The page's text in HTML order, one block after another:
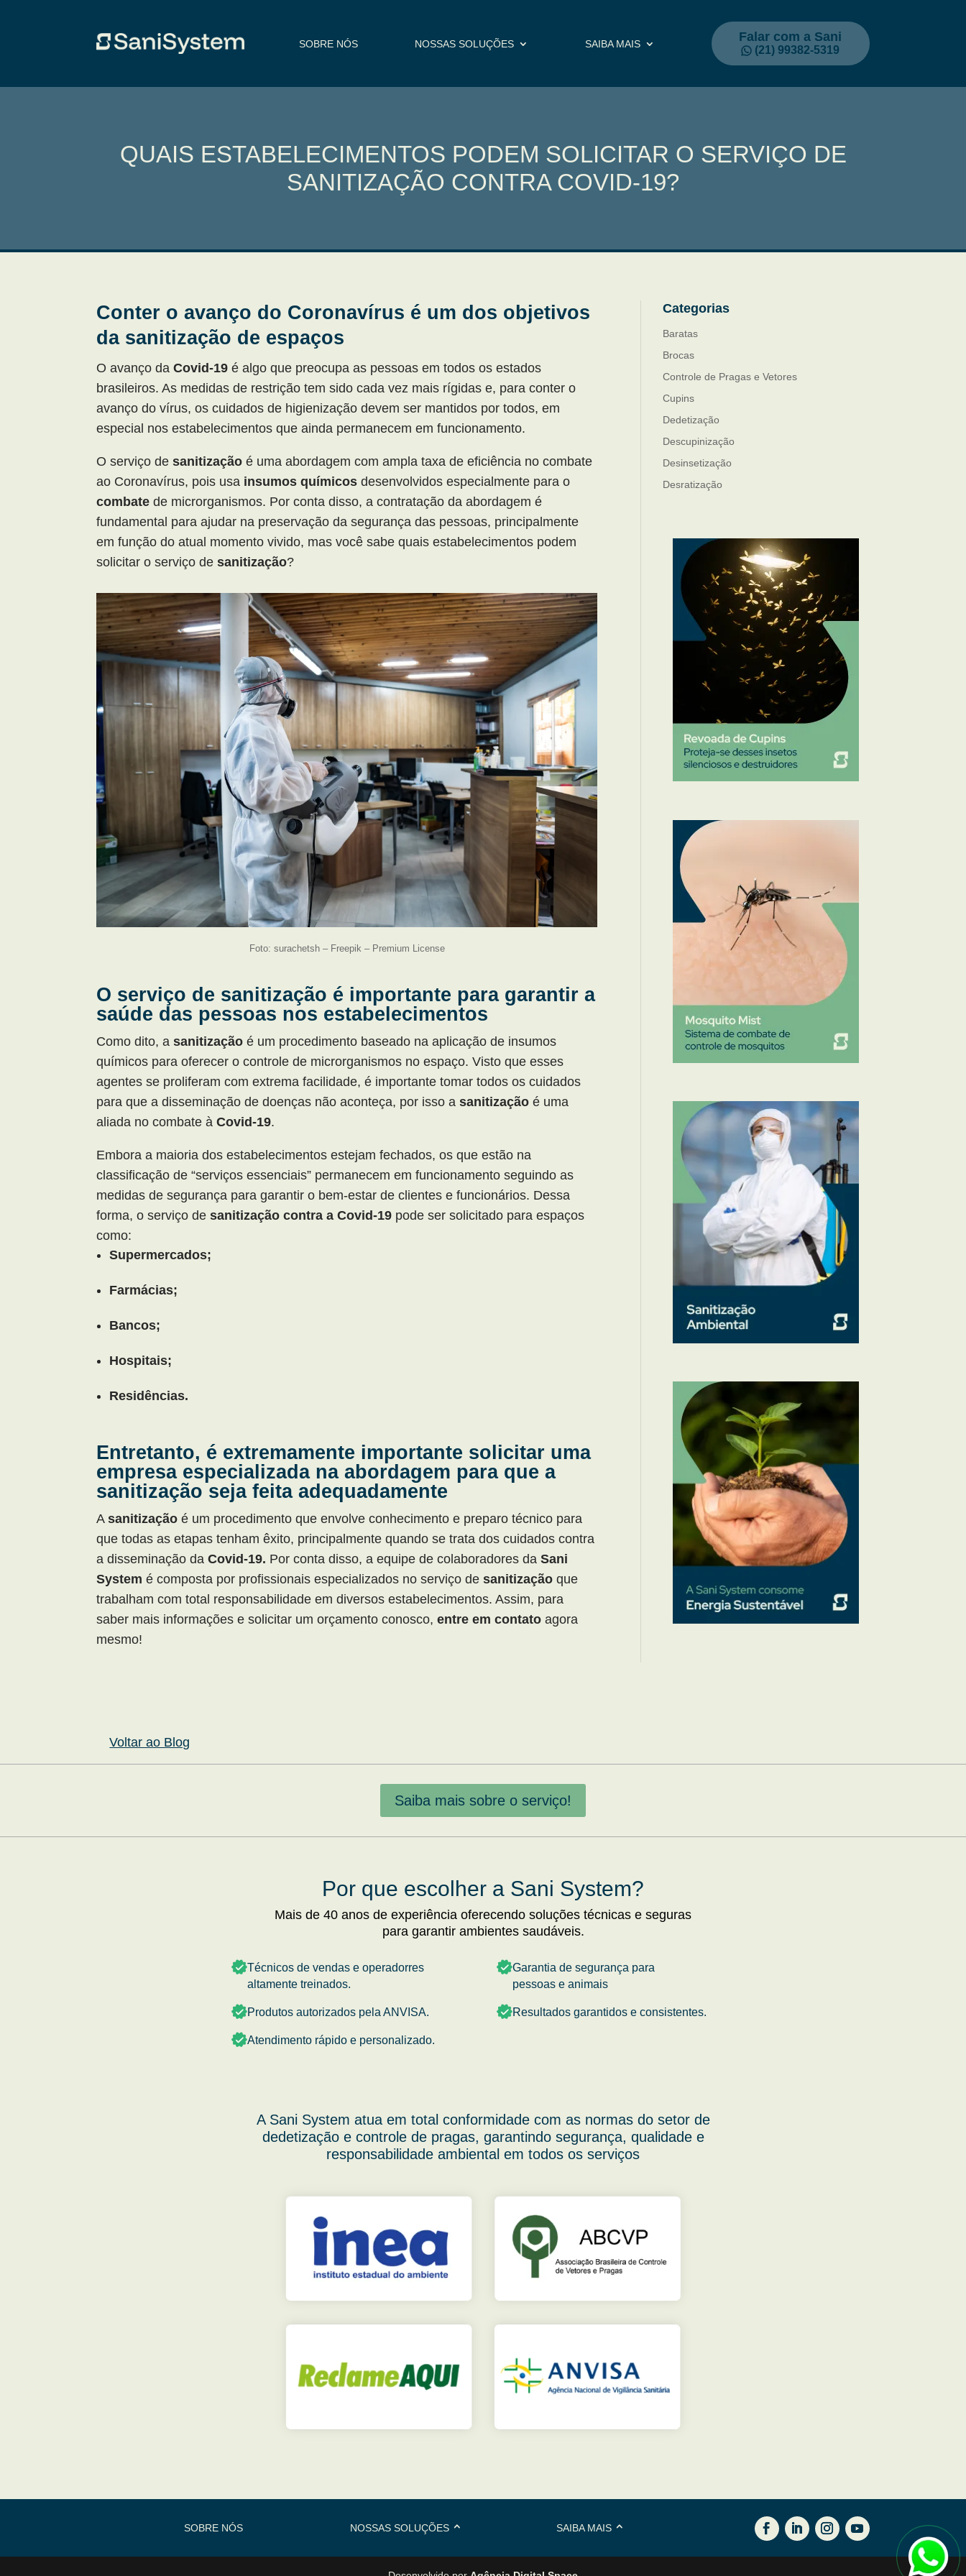
SOBRE NÓS NOSSAS SOLUÇÕES SAIBA MAIS Falar com a Sani
(21) 99382-5319
QUAIS ESTABELECIMENTOS PODEM SOLICITAR O SERVIÇO DE
SANITIZAÇÃO CONTRA COVID-19?
Conter o avanço do Coronavírus é um dos objetivos
da sanitização de espaços
O avanço daCovid-19é algo que preocupa as pessoas em todos os estados
brasileiros. As medidas de restrição tem sido cada vez mais rígidas e, para conter o
avanço do vírus, os cuidados de higienização devem ser mantidos por todos, em
especial nos estabelecimentos que ainda permanecem em funcionamento.
O serviço desanitizaçãoé uma abordagem com ampla taxa de eficiência no combate
ao Coronavírus, pois usa insumos químicosdesenvolvidos especialmente para o
combatede microrganismos. Por conta disso, a contratação da abordagem é
fundamental para ajudar na preservação da segurança das pessoas, principalmente
em função do atual momento vivido, mas você sabe quais estabelecimentos podem
solicitar o serviço desanitização?
Foto: surachetsh – Freepik – Premium License
O serviço de sanitização é importante para garantir a
saúde das pessoas nos estabelecimentos
Como dito, asanitizaçãoé um procedimento baseado na aplicação de insumos
químicos para oferecer o controle de microrganismos no espaço. Visto que esses
agentes se proliferam com extrema facilidade, é importante tomar todos os cuidados
para que a disseminação de doenças não aconteça, por isso asanitizaçãoé uma
aliada no combate àCovid-19.
Embora a maioria dos estabelecimentos estejam fechados, os que estão na
classificação de “serviços essenciais” permanecem em funcionamento seguindo as
medidas de segurança para garantir o bem-estar de clientes e funcionários. Dessa
forma, o serviço desanitização contra a Covid-19 pode ser solicitado para espaços
como:
Supermercados;
Farmácias;
Bancos;
Hospitais;
Residências.
Entretanto, é extremamente importante solicitar uma
empresa especializada na abordagem para que a
sanitização seja feita adequadamente
Asanitizaçãoé um procedimento que envolve conhecimento e preparo técnico para
que todas as etapas tenham êxito, principalmente quando se trata dos cuidados contra
a disseminação daCovid-19. Por conta disso, a equipe de colaboradores daSani
Systemé composta por profissionais especializados no serviço desanitizaçãoque
trabalham com total responsabilidade em diversos estabelecimentos. Assim, para
saber mais informações e solicitar um orçamento conosco,entre em contatoagora
mesmo!
Categorias
Baratas
Brocas
Controle de Pragas e Vetores
Cupins
Dedetização
Descupinização
Desinsetização
Desratização
Mosquitos
Percevejo de Cama
Pulgas e Carrapatos
Ratos
Sanitização
Voltar ao Blog
Saiba mais sobre o serviço!
Por que escolher a Sani System?
Mais de 40 anos de experiência oferecendo soluções técnicas e seguras
para garantir ambientes saudáveis.
Técnicos de vendas e operadorres
altamente treinados.
Produtos autorizados pela ANVISA.
Atendimento rápido e personalizado.
Garantia de segurança para
pessoas e animais
Resultados garantidos e consistentes.
A Sani System atua em total conformidade com as normas do setor de
dedetização e controle de pragas, garantindo segurança, qualidade e
responsabilidade ambiental em todos os serviços
SOBRE NÓS NOSSAS SOLUÇÕES SAIBA MAIS